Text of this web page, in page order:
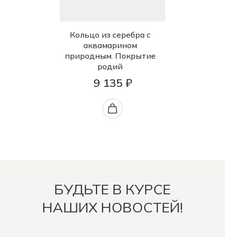
Кольцо из серебра с
аквамарином
природным. Покрытие
родий
9 135 ₽
БУДЬТЕ В КУРСЕ
НАШИХ НОВОСТЕЙ!